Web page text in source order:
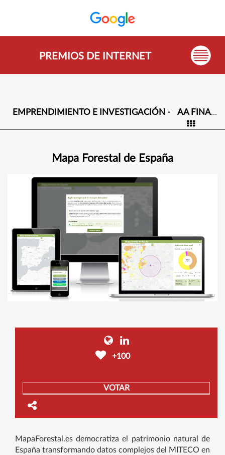
PREMIOS DE INTERNET
EMPRENDIMIENTO E INVESTIGACIÓN - AA FINALISTAS Y GANADORES -
Mapa Forestal de España
+100
VOTAR
MapaForestal.es democratiza el patrimonio natural de
España transformando datos complejos del MITECO en